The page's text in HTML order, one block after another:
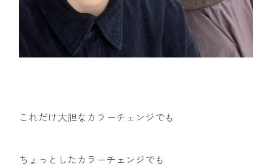
これだけ大胆なカラーチェンジでも
ちょっとしたカラーチェンジでも